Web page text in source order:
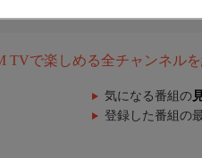
TVで楽しめる全チャンネル
気になる番組の
登録した番組の